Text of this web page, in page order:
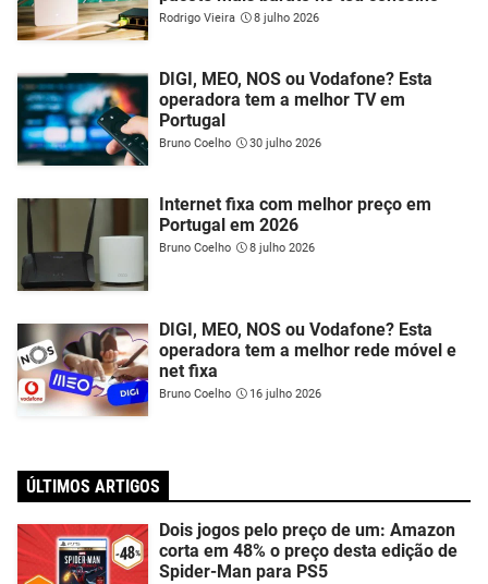
Rodrigo Vieira 8 julho 2026
DIGI, MEO, NOS ou Vodafone? Esta
operadora tem a melhor TV em
Portugal
Bruno Coelho 30 julho 2026
Internet fixa com melhor preço em
Portugal em 2026
Bruno Coelho 8 julho 2026
DIGI, MEO, NOS ou Vodafone? Esta
operadora tem a melhor rede móvel e
net fixa
Bruno Coelho 16 julho 2026
ÚLTIMOS ARTIGOS
Dois jogos pelo preço de um: Amazon
corta em 48% o preço desta edição de
Spider-Man para PS5